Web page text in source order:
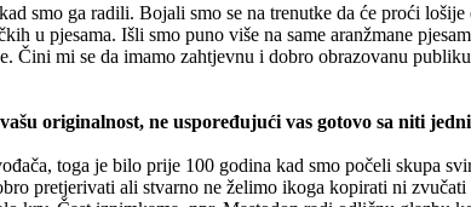
smo ga radili. Bojali smo se na trenutke da će proći
u pjesama. Išli smo puno više na same aranžmane
Čini mi se da imamo zahtjevnu i dobro obrazovanu
originalnost, ne uspoređujući vas gotovo sa niti
toga je bilo prije 100 godina kad smo počeli skupa
pretjerivati ali stvarno ne želimo ikoga kopirati ni